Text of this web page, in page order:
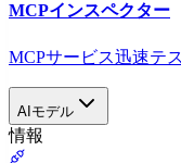
MCPインスペクター
MCPサービス迅速テ
AIモデル
情報